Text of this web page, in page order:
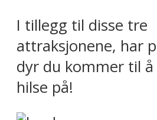
I tillegg til disse tre
attraksjonene, har
dyr du kommer til
hilse på!